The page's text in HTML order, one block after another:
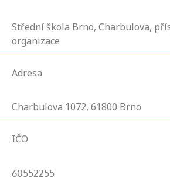
Střední škola Brno, Charbulova,
organizace
Adresa
Charbulova 1072, 61800 Brno
IČO
60552255